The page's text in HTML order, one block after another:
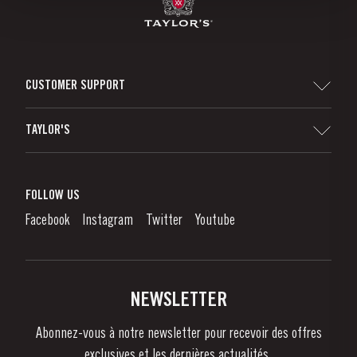
CUSTOMER SUPPORT
Denunciation Platform
Liens
TAYLOR'S
Qu'est-Ce Que Le Vin De Porto?
Déguster le Porto
Nouvelles
FOLLOW US
Facebook Instagram Twitter Youtube
NEWSLETTER
Abonnez-vous à notre newsletter pour recevoir des offres